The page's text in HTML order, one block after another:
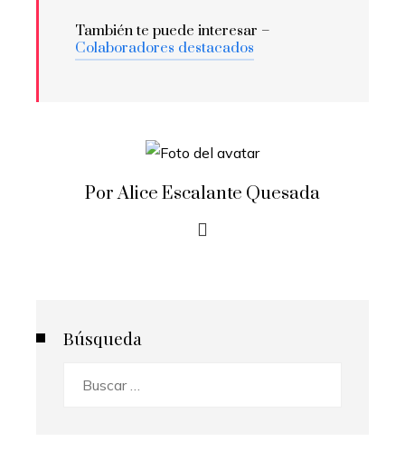
También te puede interesar –
Colaboradores destacados
Por Alice Escalante Quesada
Búsqueda